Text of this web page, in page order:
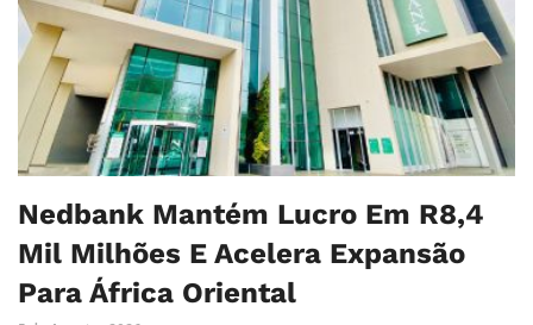
Nedbank Mantém Lucro Em R8,4
Mil Milhões E Acelera Expansão
Para África Oriental